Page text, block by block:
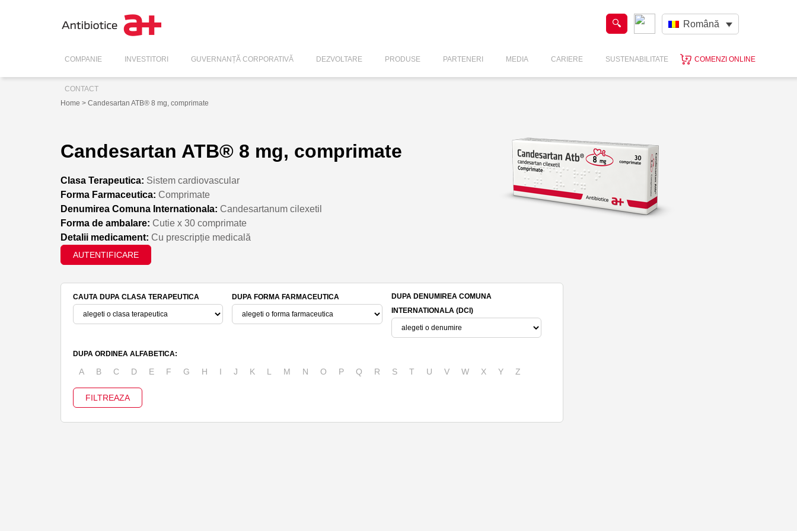
Română
COMPANIE INVESTITORI GUVERNANȚĂ CORPORATIVĂ DEZVOLTARE PRODUSE PARTENERI MEDIA CARIERE SUSTENABILITATE COMENZI ONLINE
CONTACT
Home > Candesartan ATB® 8 mg, comprimate
Candesartan ATB® 8 mg, comprimate
Clasa Terapeutica: Sistem cardiovascular
Forma Farmaceutica: Comprimate
Denumirea Comuna Internationala: Candesartanum cilexetil
Forma de ambalare: Cutie x 30 comprimate
Detalii medicament: Cu prescripție medicală
AUTENTIFICARE
CAUTA DUPA CLASA TERAPEUTICA DUPA FORMA FARMACEUTICA
DUPA DENUMIREA COMUNA
INTERNATIONALA (DCI)
DUPA ORDINEA ALFABETICA:
A B C D E F G H I J K L M N O P Q R S T U V W X Y Z